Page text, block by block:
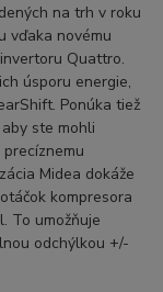
na trh v roku
vďaka novému
Quattro.
úsporu energie,
Ponúka tiež
ste mohli
Midea dokáže
kompresora
To umožňuje
odchýlkou +/-